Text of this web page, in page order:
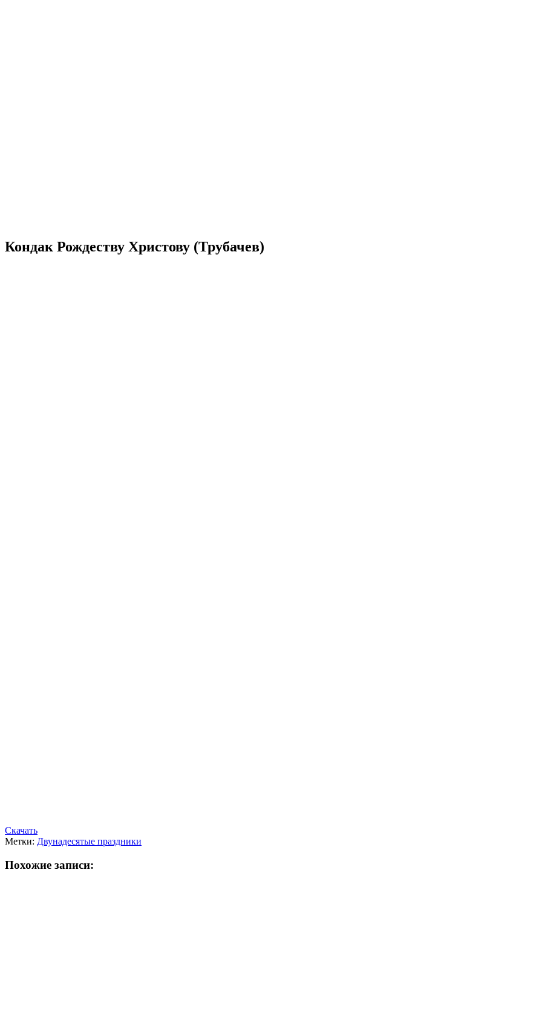
Кондак Рождеству Христову (Трубачев)
Скачать
Метки: Двунадесятые праздники
Похожие записи: